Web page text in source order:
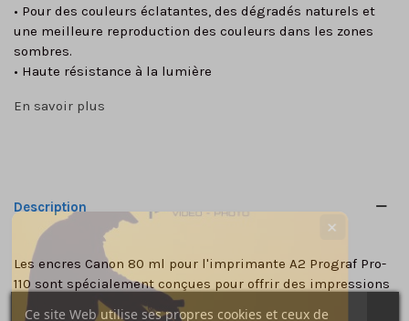
• Pour des couleurs éclatantes, des dégradés naturels et
une meilleure reproduction des couleurs dans les zones
sombres.
• Haute résistance à la lumière
En savoir plus
Description
Les encres Canon 80 ml pour l'imprimante A2 Prograf Pro-
110 sont spécialement conçues pour offrir des impressions
de qualité professionnelle.
Ce site Web utilise ses propres cookies et ceux de